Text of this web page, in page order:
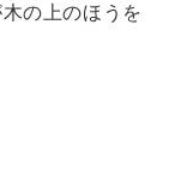
の上のほうを